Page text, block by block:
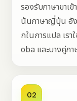
รองรับภาษาขาเข้
น้นภาษาญี่ปุ่น อัง
กในการแปล เรา
oba และบางคู่ภ
02